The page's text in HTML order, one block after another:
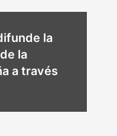
la
la
a través